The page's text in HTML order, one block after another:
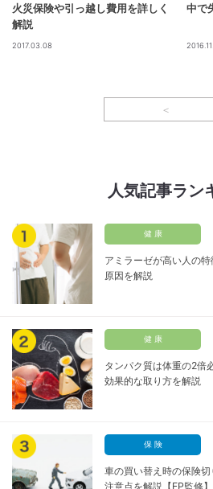
火災保険や引っ越し費用を詳しく
解説
2017.03.08
中で
＜
人気記事ラン
健 康
アミラーゼが高い人の
原因を解説
健 康
タンパク質は体重の2倍
効果的な取り方を解説
保 険
車の買い替え時の保険
注意点を解説【FP監修】